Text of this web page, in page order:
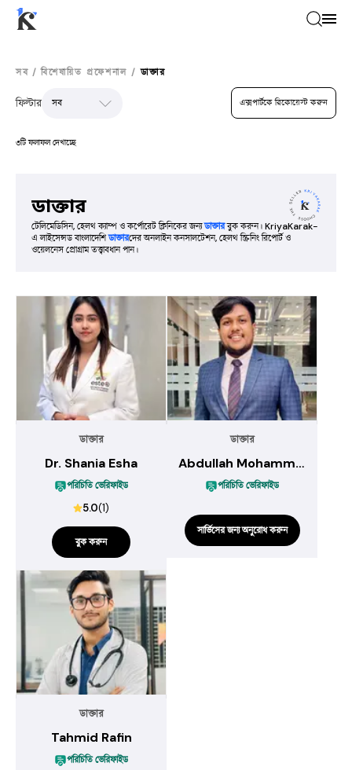
সব / বিশেষায়িত প্রফেশনাল / ডাক্তার
ফিল্টার এক্সপার্টকে রিকোয়েস্ট করুন
৩টি ফলাফল দেখাচ্ছে
ডাক্তার
টেলিমেডিসিন, হেলথ ক্যাম্প ও কর্পোরেট ক্লিনিকের জন্যডাক্তারবুক করুন। KriyaKarak-
এ লাইসেন্সড বাংলাদেশিডাক্তারদের অনলাইন কনসালটেশন, হেলথ স্ক্রিনিং রিপোর্ট ও
ওয়েলনেস প্রোগ্রাম তত্ত্বাবধান পান।
ডাক্তার
Dr. Shania Esha
পরিচিতি ভেরিফাইড
5.0(1)
বুক করুন
ডাক্তার
Abdullah Mohammad Saleh Amio
পরিচিতি ভেরিফাইড
সার্ভিসের জন্য অনুরোধ করুন
ডাক্তার
Tahmid Rafin
পরিচিতি ভেরিফাইড